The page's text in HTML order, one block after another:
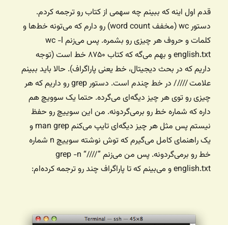
قدم اول اینه که ببینم چه سهمی از کتاب رو ترجمه کردم.
دستور wc (مخفف word count) رو دارم که می‌تونه خط‌ها و
کلمات و حروف هر چیزی رو بشمره. پس می‌زنم wc -l
english.txt و بهم می‌گه که کتاب ۸۷۵۰ خط است (توجه
داریم که در بحث دیجیتال، خط یعنی پاراگراف). حالا باید ببینم
علامت ///// در خط چندم است. دستور grep رو داریم که هر
چیزی رو توی هر چیز دیگه‌ای می‌گرده. حتما یک سوویچ هم
داره که شماره خط رو برمی‌گردونه. من این سوییچ رو حفظ
نیستم پس مثل هر چیز دیگه‌ای تایپ می‌کنم man grep و
یک راهنمای کامل می‌گیرم که توش نوشته سوییچ n شماره
خط رو برمی‌گردونه. پس من می‌زنم grep -n “////”
english.txt و می‌بینم که تا پاراگراف چند رو ترجمه کرده‌ام: